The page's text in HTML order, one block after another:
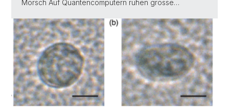
Morsch Auf Quantencomputern ruhen grosse…